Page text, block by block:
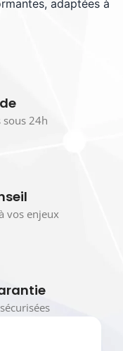
adaptées à
sous 24h
vos enjeux